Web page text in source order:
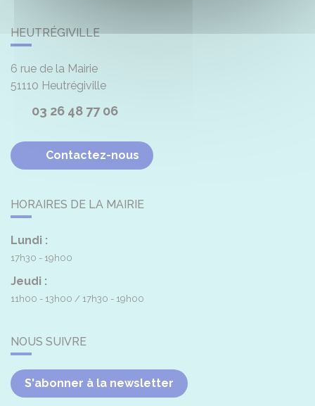
HEUTRÉGIVILLE
6 rue de la Mairie
51110 Heutrégiville
03 26 48 77 06
Contactez-nous
HORAIRES DE LA MAIRIE
Lundi :
17h30 - 19h00
Jeudi :
11h00 - 13h00 17h30 - 19h00
NOUS SUIVRE
S'abonner à la newsletter